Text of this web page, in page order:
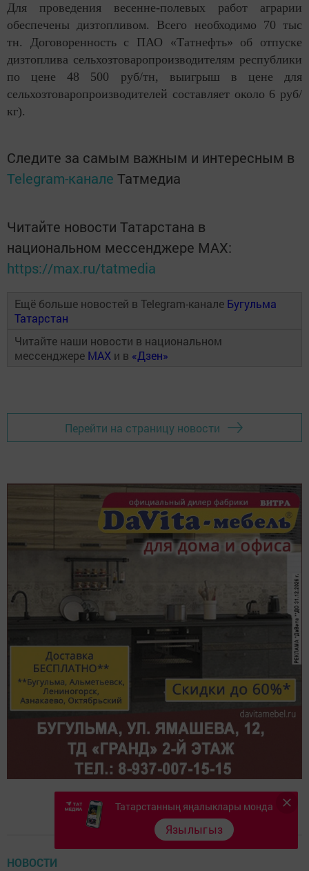
Для проведения весенне-полевых работ аграрии
обеспечены дизтопливом. Всего необходимо 70 тыс
тн. Договоренность с ПАО «Татнефть» об отпуске
дизтоплива сельхозтоваропроизводителям республики
по цене 48 500 руб/тн, выигрыш в цене для
сельхозтоваропроизводителей составляет около 6 руб/
кг).
Следите за самым важным и интересным в
Telegram-канале Татмедиа
Читайте новости Татарстана в
национальном мессенджере MАХ:
https://max.ru/tatmedia
Ещё больше новостей в Telegram-канале Бугульма
Татарстан
Читайте наши новости в национальном
мессенджере MAX и в «Дзен»
Перейти на страницу новости
НОВОСТИ
Татарстанның яңалыклары монда
Язылыгыз